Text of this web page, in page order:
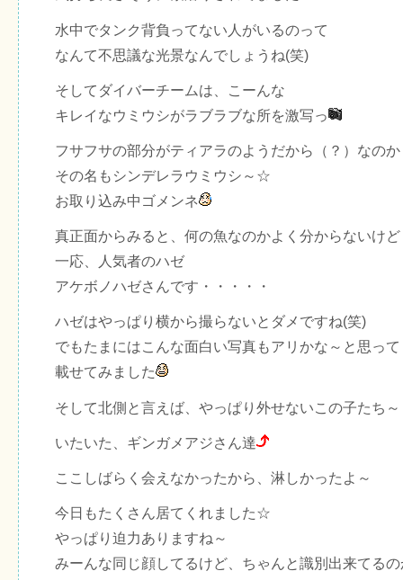
水中でタンク背負ってない人がいるのって
なんて不思議な光景なんでしょうね(笑)
そしてダイバーチームは、こーんな
キレイなウミウシがラブラブな所を激写っ
フサフサの部分がティアラのようだから（？）なのか
その名もシンデレラウミウシ～☆
お取り込み中ゴメンネ
真正面からみると、何の魚なのかよく分からないけど
一応、人気者のハゼ
アケボノハゼさんです・・・・・
ハゼはやっぱり横から撮らないとダメですね(笑)
でもたまにはこんな面白い写真もアリかな～と思って
載せてみました
そして北側と言えば、やっぱり外せないこの子たち～
いたいた、ギンガメアジさん達
ここしばらく会えなかったから、淋しかったよ～
今日もたくさん居てくれました☆
やっぱり迫力ありますね～
みーんな同じ顔してるけど、ちゃんと識別出来てる